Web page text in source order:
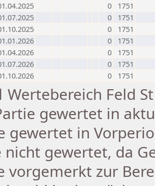
0
1751
0
1751
0
1751
0
1751
0
1751
0
1751
0 1751
Wertebereich Feld
gewertet in
gewertet in
nicht gewertet, da
vorgemerkt zur